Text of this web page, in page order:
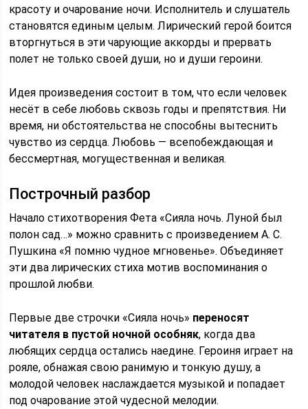
красоту и очарование ночи. Исполнитель и слушатель
становятся единым целым. Лирический герой боится
вторгнуться в эти чарующие аккорды и прервать
полет не только своей души, но и души героини.
Идея произведения состоит в том, что если человек
несёт в себе любовь сквозь годы и препятствия. Ни
время, ни обстоятельства не способны вытеснить
чувство из сердца. Любовь — всепобеждающая и
бессмертная, могущественная и великая.
Построчный разбор
Начало стихотворения Фета «Сияла ночь. Луной был
полон сад…» можно сравнить с произведением А. С.
Пушкина «Я помню чудное мгновенье». Объединяет
эти два лирических стиха мотив воспоминания о
прошлой любви.
Первые две строчки «Сияла ночь» переносят
читателя в пустой ночной особняк, когда два
любящих сердца остались наедине. Героиня играет на
рояле, обнажая свою ранимую и тонкую душу, а
молодой человек наслаждается музыкой и попадает
под очарование этой чудесной мелодии.